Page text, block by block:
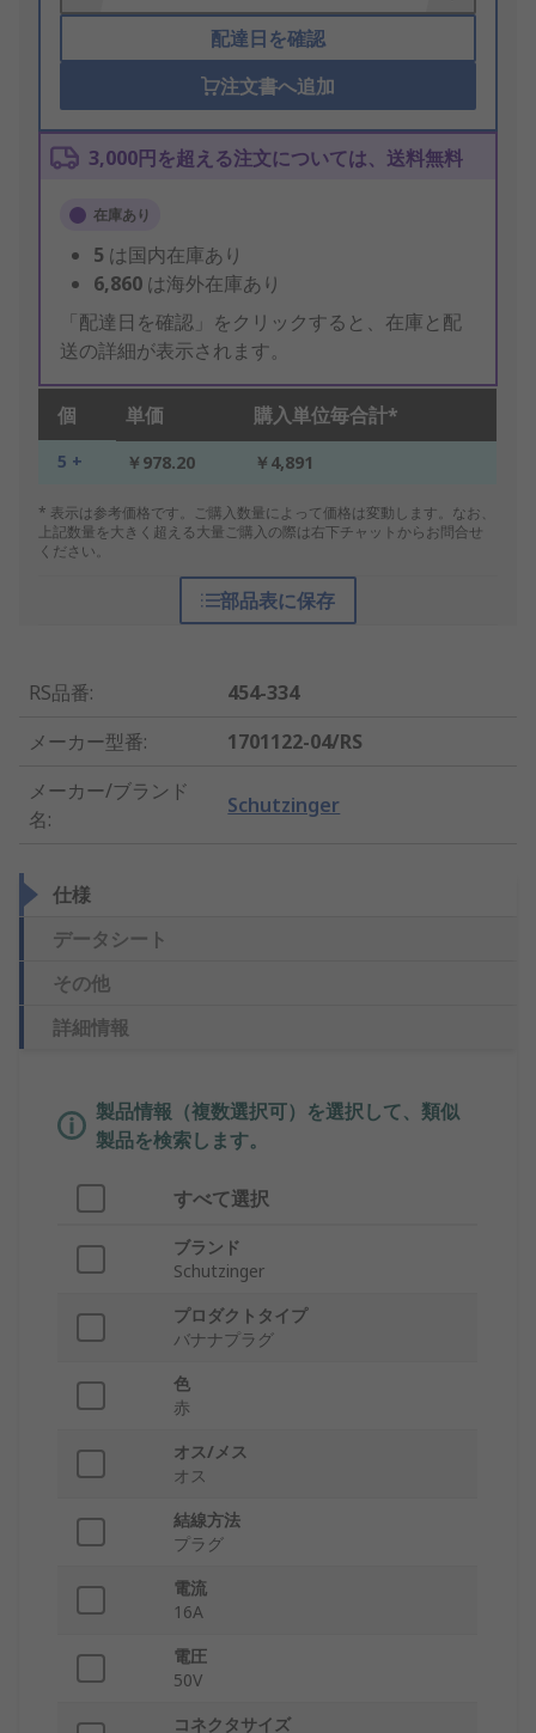
配達日を確認
注文書へ追加
3,000円を超える注文については、送料無料
在庫あり
5 は国内在庫あり
6,860 は海外在庫あり
「配達日を確認」をクリックすると、在庫と配
送の詳細が表示されます。
個 単価 購入単位毎合計*
5 + ￥978.20 ￥4,891
* 表示は参考価格です。ご購入数量によって価格は変動します。なお、
上記数量を大きく超える大量ご購入の際は右下チャットからお問合せ
ください。
部品表に保存
RS品番:
454-334
メーカー型番:
1701122-04/RS
メーカー/ブランド
名:
Schutzinger
仕様
データシート
その他
詳細情報
製品情報（複数選択可）を選択して、類似
製品を検索します。
すべて選択
ブランド
Schutzinger
プロダクトタイプ
バナナプラグ
色
赤
オス/メス
オス
結線方法
プラグ
電流
16A
電圧
50V
コネクタサイズ